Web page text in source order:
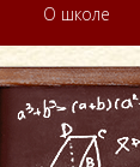
О школе